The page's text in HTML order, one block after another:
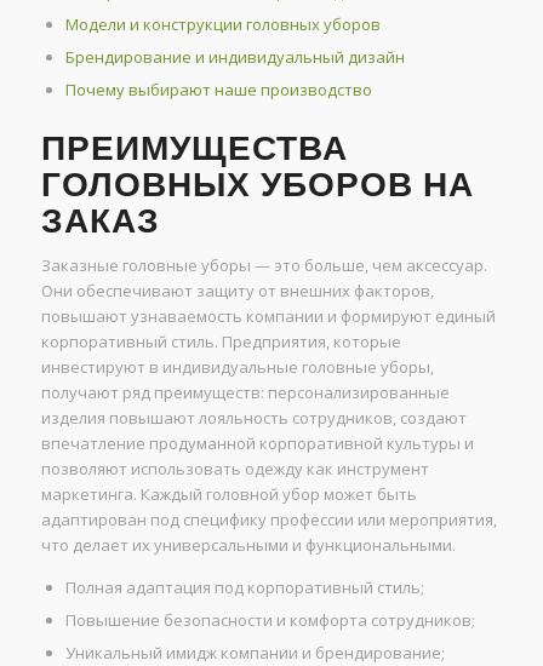
Модели и конструкции головных уборов
Брендирование и индивидуальный дизайн
Почему выбирают наше производство
ПРЕИМУЩЕСТВА
ГОЛОВНЫХ УБОРОВ НА
ЗАКАЗ
Заказные головные уборы — это больше, чем аксессуар.
Они обеспечивают защиту от внешних факторов,
повышают узнаваемость компании и формируют единый
корпоративный стиль. Предприятия, которые
инвестируют в индивидуальные головные уборы,
получают ряд преимуществ: персонализированные
изделия повышают лояльность сотрудников, создают
впечатление продуманной корпоративной культуры и
позволяют использовать одежду как инструмент
маркетинга. Каждый головной убор может быть
адаптирован под специфику профессии или мероприятия,
что делает их универсальными и функциональными.
Полная адаптация под корпоративный стиль;
Повышение безопасности и комфорта сотрудников;
Уникальный имидж компании и брендирование;